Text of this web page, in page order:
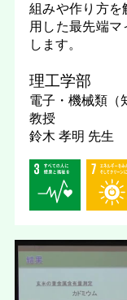
組みや作り方を
用した最先端
します。
理工学部
電子・機械類（
教授
鈴木 孝明 先生